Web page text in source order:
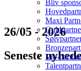
Bliv
Maxi
Vip-
26/05 - 2026
Seneste